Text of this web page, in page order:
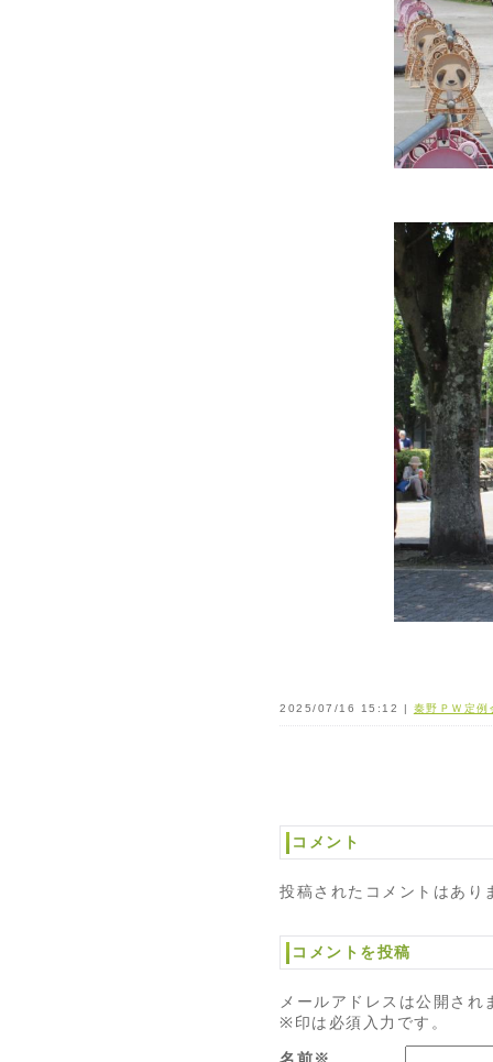
2025/07/16 15:12 | 秦野ＰＷ定例
コメント
投稿されたコメントはあり
コメントを投稿
メールアドレスは公開され
※印は必須入力です。